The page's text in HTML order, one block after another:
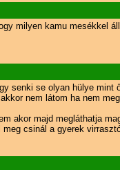
milyen kamu mesékkel
se olyan hülye
nem látom ha nem
akor majd megláthatja
csinál a gyerek